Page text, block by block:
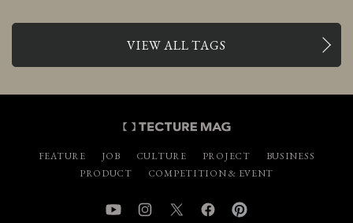
VIEW ALL TAGS
FEATURE JOB CULTURE PROJECT
BUSINESS
PRODUCT
COMPETITION & EVENT
YouTube InstagramTwitter Facebook